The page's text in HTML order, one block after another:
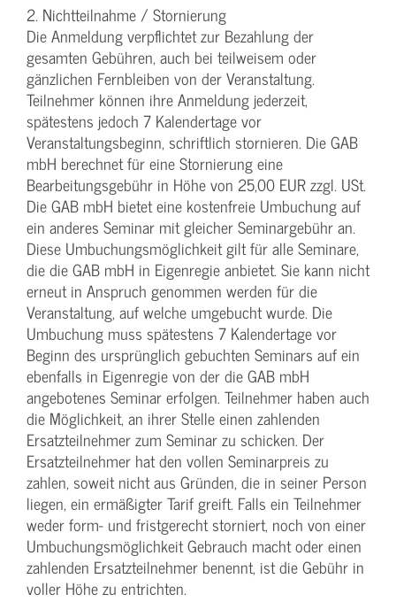
2. Nichtteilnahme / Stornierung
Die Anmeldung verpflichtet zur Bezahlung der
gesamten Gebühren, auch bei teilweisem oder
gänzlichen Fernbleiben von der Veranstaltung.
Teilnehmer können ihre Anmeldung jederzeit,
spätestens jedoch 7 Kalendertage vor
Veranstaltungsbeginn, schriftlich stornieren. Die GAB
mbH berechnet für eine Stornierung eine
Bearbeitungsgebühr in Höhe von 25,00 EUR zzgl. USt.
Die GAB mbH bietet eine kostenfreie Umbuchung auf
ein anderes Seminar mit gleicher Seminargebühr an.
Diese Umbuchungsmöglichkeit gilt für alle Seminare,
die die GAB mbH in Eigenregie anbietet. Sie kann nicht
erneut in Anspruch genommen werden für die
Veranstaltung, auf welche umgebucht wurde. Die
Umbuchung muss spätestens 7 Kalendertage vor
Beginn des ursprünglich gebuchten Seminars auf ein
ebenfalls in Eigenregie von der die GAB mbH
angebotenes Seminar erfolgen. Teilnehmer haben auch
die Möglichkeit, an ihrer Stelle einen zahlenden
Ersatzteilnehmer zum Seminar zu schicken. Der
Ersatzteilnehmer hat den vollen Seminarpreis zu
zahlen, soweit nicht aus Gründen, die in seiner Person
liegen, ein ermäßigter Tarif greift. Falls ein Teilnehmer
weder form- und fristgerecht storniert, noch von einer
Umbuchungsmöglichkeit Gebrauch macht oder einen
zahlenden Ersatzteilnehmer benennt, ist die Gebühr in
voller Höhe zu entrichten.